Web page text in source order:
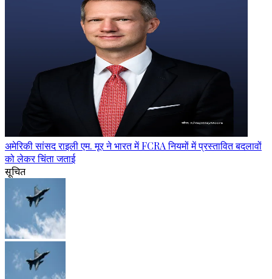
अमेरिकी सांसद राइली एम. मूर ने भारत में FCRA नियमों में प्रस्तावित बदलावों
को लेकर चिंता जताई
सूचित